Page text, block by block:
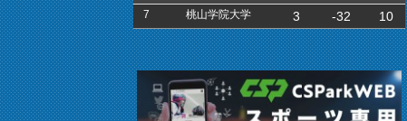
7 桃山学院大学 3 -32 10